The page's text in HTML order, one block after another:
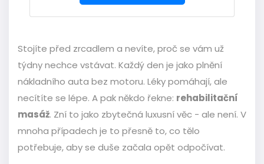
Stojíte před zrcadlem a nevíte, proč se vám už
týdny nechce vstávat. Každý den je jako plnění
nákladního auta bez motoru. Léky pomáhají, ale
necítíte se lépe. A pak někdo řekne: rehabilitační
masáž. Zní to jako zbytečná luxusní věc - ale není. V
mnoha případech je to přesně to, co tělo
potřebuje, aby se duše začala opět odpočívat.